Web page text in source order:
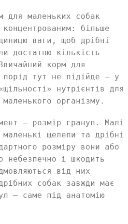
для маленьких собак
більше
ваги, щоб дрібні
достатню кількість
корм для
порід тут не підійде — у
нутрієнтів для
організму.
— розмір гранул. Малі
щелепи та дрібні
розміру вони або
небезпечно і шкодить
від них
собак завжди має
— саме під анатомію